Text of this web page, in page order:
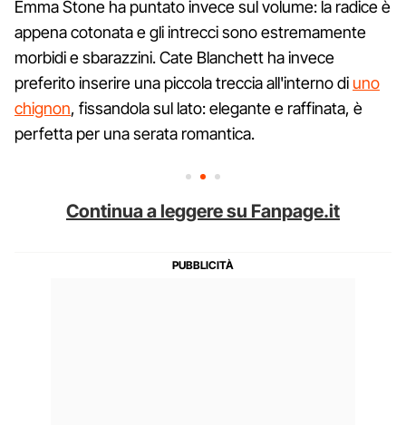
Emma Stone ha puntato invece sul volume: la radice è
appena cotonata e gli intrecci sono estremamente
morbidi e sbarazzini. Cate Blanchett ha invece
preferito inserire una piccola treccia all'interno di uno
chignon, fissandola sul lato: elegante e raffinata, è
perfetta per una serata romantica.
Continua a leggere su Fanpage.it